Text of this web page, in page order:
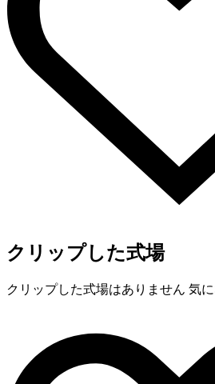
クリップした式場
クリップした式場はありません 気